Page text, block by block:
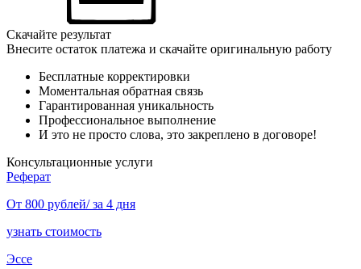
Скачайте результат
Внесите остаток платежа и скачайте оригинальную работу
Бесплатные корректировки
Моментальная обратная связь
Гарантированная уникальность
Профессиональное выполнение
И это не просто слова, это закреплено в договоре!
Консультационные услуги
Реферат
От 800 рублей/ за 4 дня
узнать стоимость
Эссе